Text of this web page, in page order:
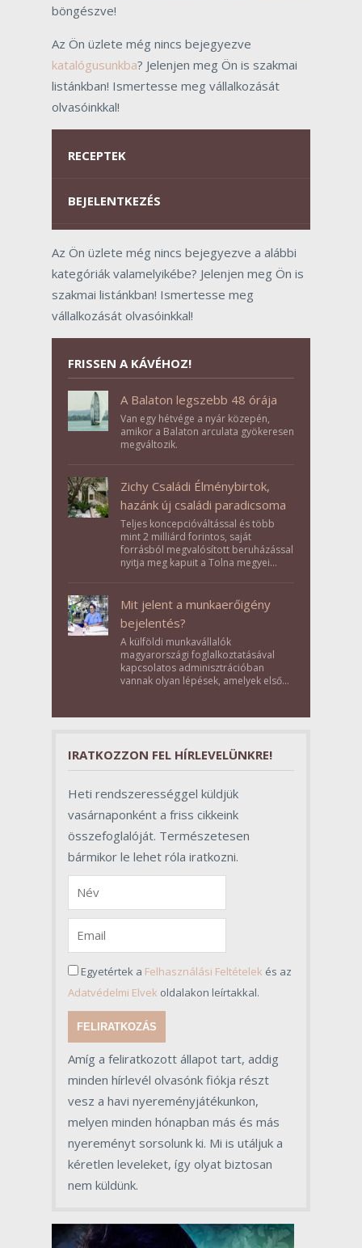
böngészve!
Az Ön üzlete még nincs bejegyezve
katalógusunkba? Jelenjen meg Ön is szakmai
listánkban! Ismertesse meg vállalkozását
olvasóinkkal!
RECEPTEK
BEJELENTKEZÉS
Az Ön üzlete még nincs bejegyezve a alábbi
kategóriák valamelyikébe? Jelenjen meg Ön is
szakmai listánkban! Ismertesse meg
vállalkozását olvasóinkkal!
FRISSEN A KÁVÉHOZ!
A Balaton legszebb 48 órája
Van egy hétvége a nyár közepén,
amikor a Balaton arculata gyökeresen
megváltozik.
Zichy Családi Élménybirtok,
hazánk új családi paradicsoma
Teljes koncepcióváltással és több
mint 2 milliárd forintos, saját
forrásból megvalósított beruházással
nyitja meg kapuit a Tolna megyei
Mit jelent a munkaerőigény
bejelentés?
A külföldi munkavállalók
magyarországi foglalkoztatásával
kapcsolatos adminisztrációban
vannak olyan lépések, amelyek első
szerepet töltenek be az egész
IRATKOZZON FEL HÍRLEVELÜNKRE!
Heti rendszerességgel küldjük
vasárnaponként a friss cikkeink
összefoglalóját. Természetesen
bármikor le lehet róla iratkozni.
Egyetértek a Felhasználási Feltételek és az
Adatvédelmi Elvek oldalakon leírtakkal.
FELIRATKOZÁS
Amíg a feliratkozott állapot tart, addig
minden hírlevél olvasónk fiókja részt
vesz a havi nyereményjátékunkon,
melyen minden hónapban más és más
nyereményt sorsolunk ki. Mi is utáljuk a
kéretlen leveleket, így olyat biztosan
nem küldünk.